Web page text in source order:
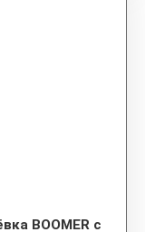
BOOMER с